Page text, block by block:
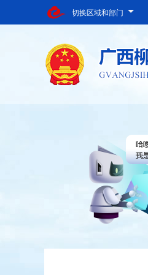
切换区域和部门